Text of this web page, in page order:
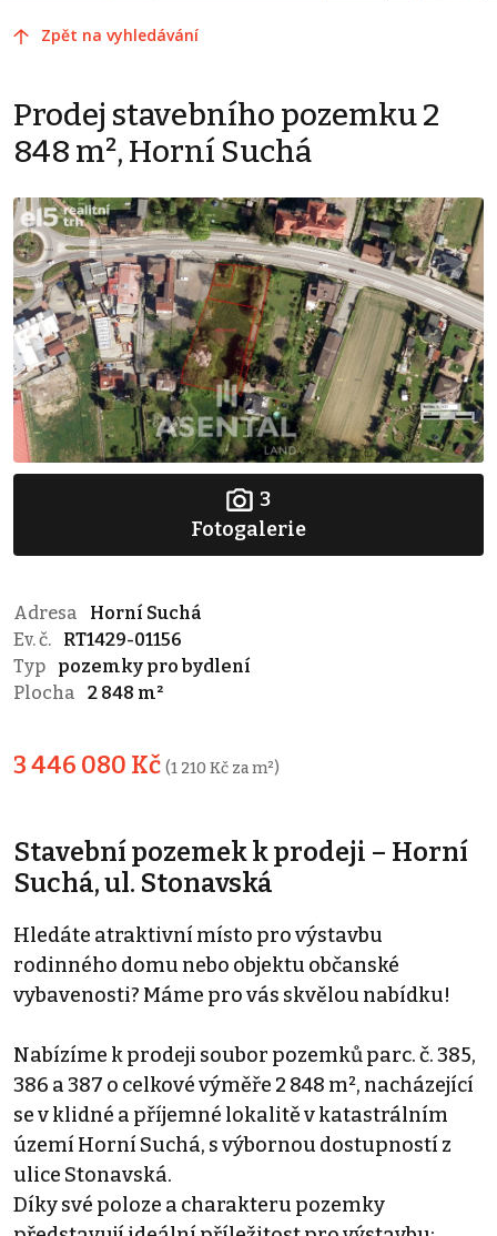
Zpět na vyhledávání
Prodej stavebního pozemku 2
848 m², Horní Suchá
3
Fotogalerie
Adresa
Horní Suchá
Ev. č.
RT1429-01156
Typ
pozemky pro bydlení
Plocha
2 848 m²
3 446 080 Kč (1 210 Kč za m²)
Stavební pozemek k prodeji – Horní
Suchá, ul. Stonavská
Hledáte atraktivní místo pro výstavbu
rodinného domu nebo objektu občanské
vybavenosti? Máme pro vás skvělou nabídku!
Nabízíme k prodeji soubor pozemků parc. č. 385,
386 a 387 o celkové výměře 2 848 m², nacházející
se v klidné a příjemné lokalitě v katastrálním
území Horní Suchá, s výbornou dostupností z
ulice Stonavská.
Díky své poloze a charakteru pozemky